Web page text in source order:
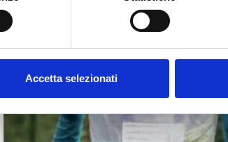
Accetta selezionati